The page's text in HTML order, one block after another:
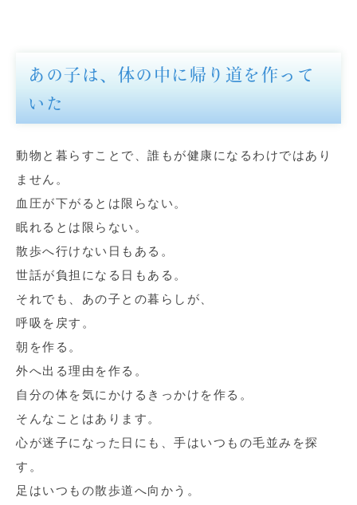
あの子は、体の中に帰り道を作って
いた
動物と暮らすことで、誰もが健康になるわけではあり
ません。
血圧が下がるとは限らない。
眠れるとは限らない。
散歩へ行けない日もある。
世話が負担になる日もある。
それでも、あの子との暮らしが、
呼吸を戻す。
朝を作る。
外へ出る理由を作る。
自分の体を気にかけるきっかけを作る。
そんなことはあります。
心が迷子になった日にも、手はいつもの毛並みを探
す。
足はいつもの散歩道へ向かう。